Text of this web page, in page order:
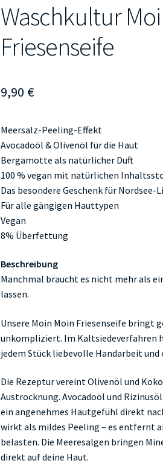
Waschkultur
Friesenseife
9,90 €
Meersalz-Peeling-Effekt
Avocadoöl & Olivenöl für die Haut
Bergamotte als natürlicher Duft
100 % vegan mit natürlichen
Das besondere Geschenk für Nordsee-
Für alle gängigen Hauttypen
Vegan
8% Überfettung
Beschreibung
Manchmal braucht es nicht mehr als
lassen.
Unsere Moin Moin Friesenseife bringt
unkompliziert. Im Kaltsiedeverfahren
jedem Stück liebevolle Handarbeit und
Die Rezeptur vereint Olivenöl und
Austrocknung. Avocadoöl und
ein angenehmes Hautgefühl direkt
wirkt als mildes Peeling – es entfernt
belasten. Die Meeresalgen bringen
direkt auf deine Haut.